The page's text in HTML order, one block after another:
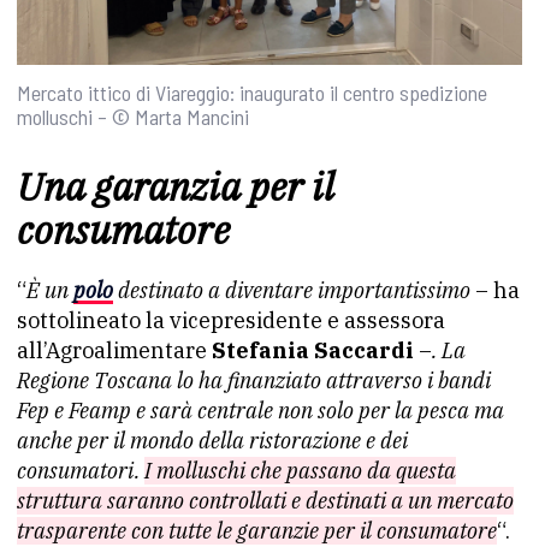
Mercato ittico di Viareggio: inaugurato il centro spedizione
molluschi – © Marta Mancini
Una garanzia per il
consumatore
“È unpolodestinato a diventare importantissimo – ha
sottolineato la vicepresidente e assessora
all’Agroalimentare Stefania Saccardi –. La
Regione Toscana lo ha finanziato attraverso i bandi
Fep e Feamp e sarà centrale non solo per la pesca ma
anche per il mondo della ristorazione e dei
consumatori.I molluschi che passano da questa
struttura saranno controllati e destinati a un mercato
trasparente con tutte le garanzie per il consumatore“.